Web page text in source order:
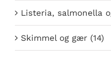
Listeria, salmonella
Skimmel og gær (14)